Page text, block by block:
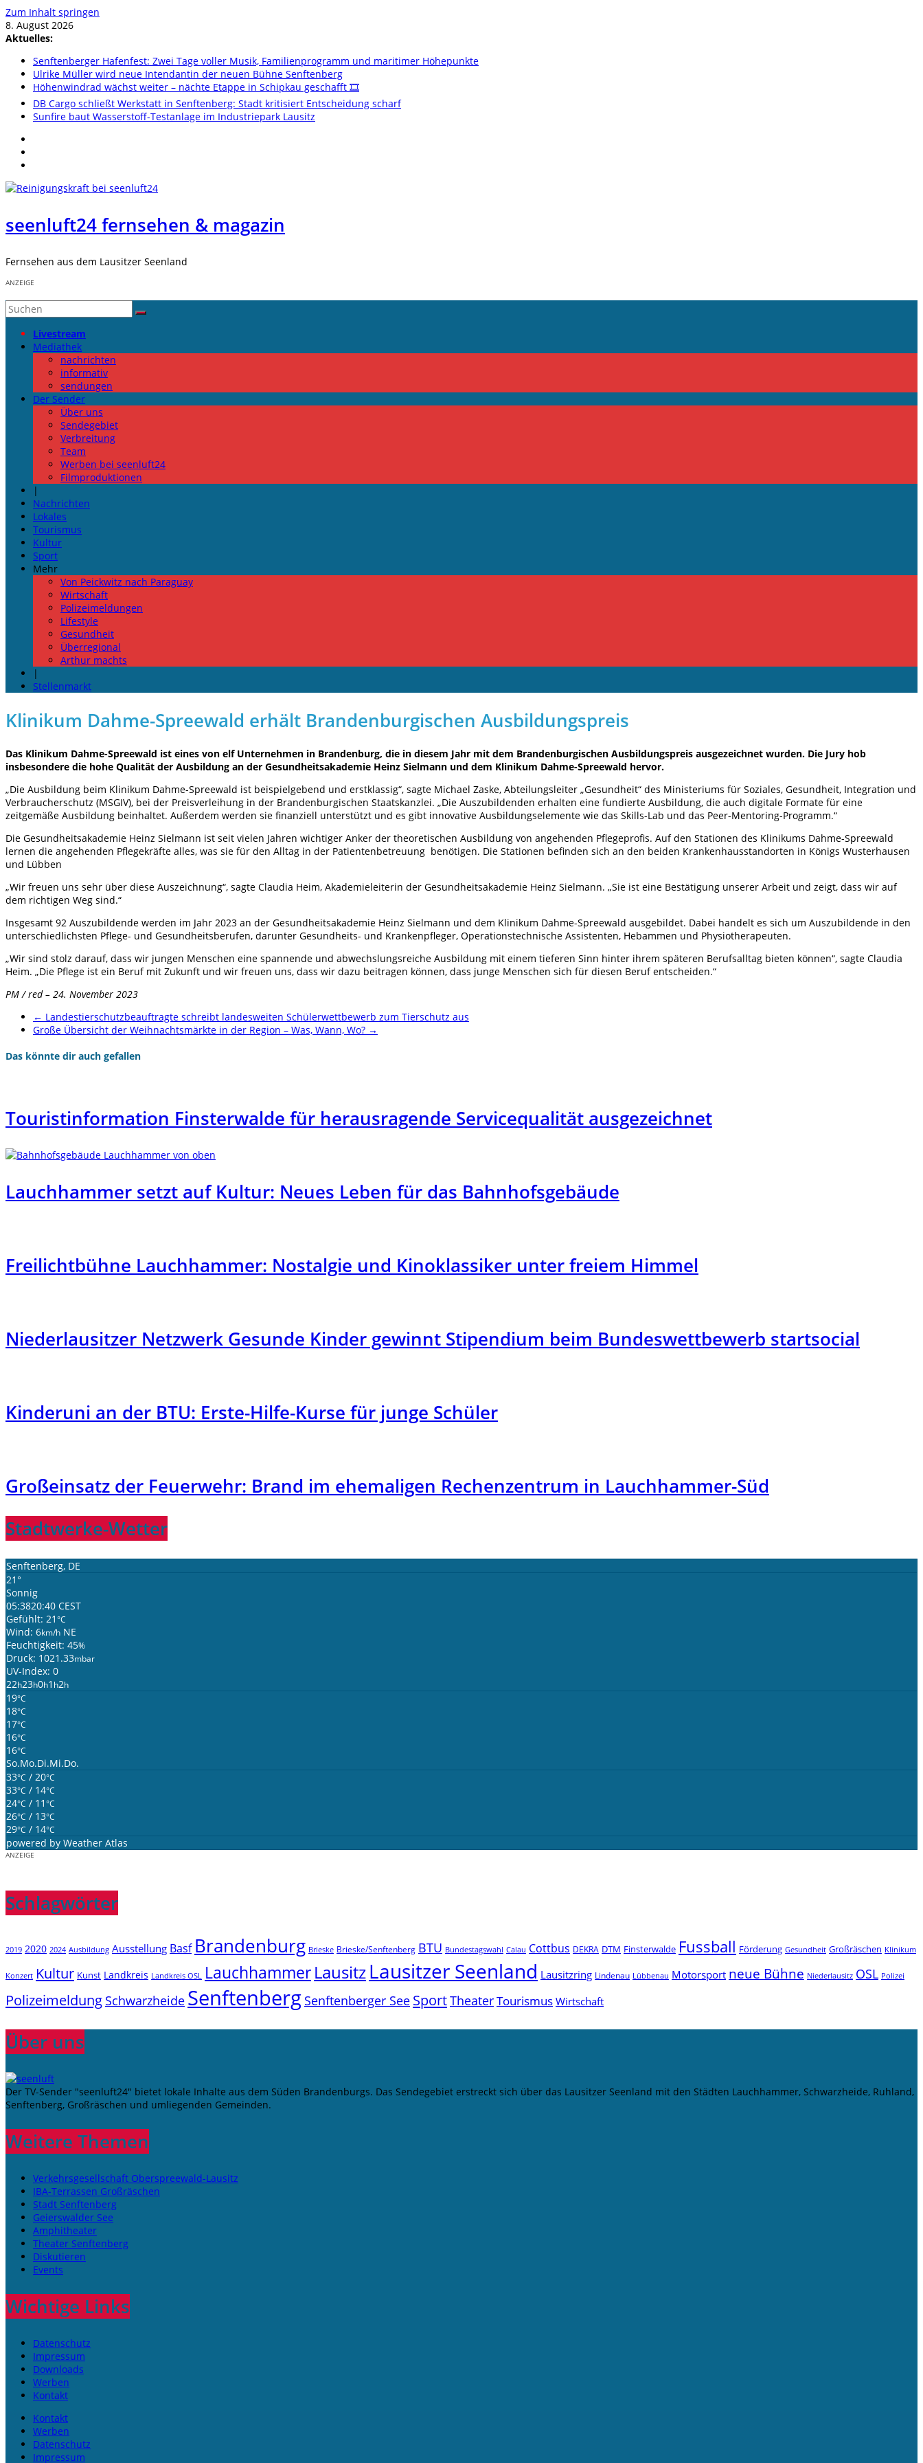
Zum Inhalt springen
8. August 2026
Aktuelles:
Senftenberger Hafenfest: Zwei Tage voller Musik, Familienprogramm und maritimer Höhepunkte
Ulrike Müller wird neue Intendantin der neuen Bühne Senftenberg
Höhenwindrad wächst weiter – nächte Etappe in Schipkau geschafft 🎞️
DB Cargo schließt Werkstatt in Senftenberg: Stadt kritisiert Entscheidung scharf
Sunfire baut Wasserstoff-Testanlage im Industriepark Lausitz
seenluft24 fernsehen & magazin
Fernsehen aus dem Lausitzer Seenland
ANZEIGE
Livestream
Mediathek
nachrichten
informativ
sendungen
Der Sender
Über uns
Sendegebiet
Verbreitung
Team
Werben bei seenluft24
Filmproduktionen
|
Nachrichten
Lokales
Tourismus
Kultur
Sport
Mehr
Von Peickwitz nach Paraguay
Wirtschaft
Polizeimeldungen
Lifestyle
Gesundheit
Überregional
Arthur machts
|
Stellenmarkt
Klinikum Dahme-Spreewald erhält Brandenburgischen Ausbildungspreis
Das Klinikum Dahme-Spreewald ist eines von elf Unternehmen in Brandenburg, die in diesem Jahr mit dem Brandenburgischen Ausbildungspreis ausgezeichnet wurden. Die Jury hob
insbesondere die hohe Qualität der Ausbildung an der Gesundheitsakademie Heinz Sielmann und dem Klinikum Dahme-Spreewald hervor.
„Die Ausbildung beim Klinikum Dahme-Spreewald ist beispielgebend und erstklassig“, sagte Michael Zaske, Abteilungsleiter „Gesundheit“ des Ministeriums für Soziales, Gesundheit, Integration und
Verbraucherschutz (MSGIV), bei der Preisverleihung in der Brandenburgischen Staatskanzlei. „Die Auszubildenden erhalten eine fundierte Ausbildung, die auch digitale Formate für eine
zeitgemäße Ausbildung beinhaltet. Außerdem werden sie finanziell unterstützt und es gibt innovative Ausbildungselemente wie das Skills-Lab und das Peer-Mentoring-Programm.“
Die Gesundheitsakademie Heinz Sielmann ist seit vielen Jahren wichtiger Anker der theoretischen Ausbildung von angehenden Pflegeprofis. Auf den Stationen des Klinikums Dahme-Spreewald
lernen die angehenden Pflegekräfte alles, was sie für den Alltag in der Patientenbetreuung benötigen. Die Stationen befinden sich an den beiden Krankenhausstandorten in Königs Wusterhausen
und Lübben
„Wir freuen uns sehr über diese Auszeichnung“, sagte Claudia Heim, Akademieleiterin der Gesundheitsakademie Heinz Sielmann. „Sie ist eine Bestätigung unserer Arbeit und zeigt, dass wir auf
dem richtigen Weg sind.“
Insgesamt 92 Auszubildende werden im Jahr 2023 an der Gesundheitsakademie Heinz Sielmann und dem Klinikum Dahme-Spreewald ausgebildet. Dabei handelt es sich um Auszubildende in den
unterschiedlichsten Pflege- und Gesundheitsberufen, darunter Gesundheits- und Krankenpfleger, Operationstechnische Assistenten, Hebammen und Physiotherapeuten.
„Wir sind stolz darauf, dass wir jungen Menschen eine spannende und abwechslungsreiche Ausbildung mit einem tieferen Sinn hinter ihrem späteren Berufsalltag bieten können“, sagte Claudia
Heim. „Die Pflege ist ein Beruf mit Zukunft und wir freuen uns, dass wir dazu beitragen können, dass junge Menschen sich für diesen Beruf entscheiden.“
PM / red – 24. November 2023
← Landestierschutzbeauftragte schreibt landesweiten Schülerwettbewerb zum Tierschutz aus
Große Übersicht der Weihnachtsmärkte in der Region – Was, Wann, Wo? →
Das könnte dir auch gefallen
Touristinformation Finsterwalde für herausragende Servicequalität ausgezeichnet
Lauchhammer setzt auf Kultur: Neues Leben für das Bahnhofsgebäude
Freilichtbühne Lauchhammer: Nostalgie und Kinoklassiker unter freiem Himmel
Niederlausitzer Netzwerk Gesunde Kinder gewinnt Stipendium beim Bundeswettbewerb startsocial
Kinderuni an der BTU: Erste-Hilfe-Kurse für junge Schüler
Großeinsatz der Feuerwehr: Brand im ehemaligen Rechenzentrum in Lauchhammer-Süd
Stadtwerke-Wetter
Senftenberg, DE
21°
Sonnig
05:3820:40 CEST
Gefühlt: 21 °C
Wind: 6km/h NE
Feuchtigkeit: 45%
Druck: 1021.33mbar
UV-Index: 0
22h23h0h1 h2h
19°C
18°C
17°C
16°C
16°C
So.Mo.Di.Mi.Do.
33°C / 20°C
33°C / 14°C
24°C / 11 °C
26°C / 13°C
29°C / 14°C
powered by Weather Atlas
ANZEIGE
Schlagwörter
2019 2020 2024 Ausbildung Ausstellung Basf Brandenburg Brieske Brieske/Senftenberg BTU Bundestagswahl Calau Cottbus DEKRA DTM Finsterwalde Fussball Förderung Gesundheit Großräschen Klinikum
Konzert Kultur Kunst Landkreis Landkreis OSL LauchhammerLausitzLausitzer Seenland Lausitzring Lindenau Lübbenau Motorsport neue Bühne Niederlausitz OSL Polizei
Polizeimeldung Schwarzheide Senftenberg Senftenberger See SportTheaterTourismus Wirtschaft
Über uns
Der TV-Sender "seenluft24" bietet lokale Inhalte aus dem Süden Brandenburgs. Das Sendegebiet erstreckt sich über das Lausitzer Seenland mit den Städten Lauchhammer, Schwarzheide, Ruhland,
Senftenberg, Großräschen und umliegenden Gemeinden.
Weitere Themen
Verkehrsgesellschaft Oberspreewald-Lausitz
IBA-Terrassen Großräschen
Stadt Senftenberg
Geierswalder See
Amphitheater
Theater Senftenberg
Diskutieren
Events
Wichtige Links
Datenschutz
Impressum
Downloads
Werben
Kontakt
Kontakt
Werben
Datenschutz
Impressum